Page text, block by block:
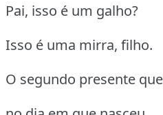
Pai, isso é um galho?
Isso é uma mirra, filho.
O segundo presente